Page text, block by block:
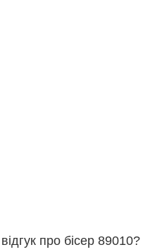
про бісер 89010?